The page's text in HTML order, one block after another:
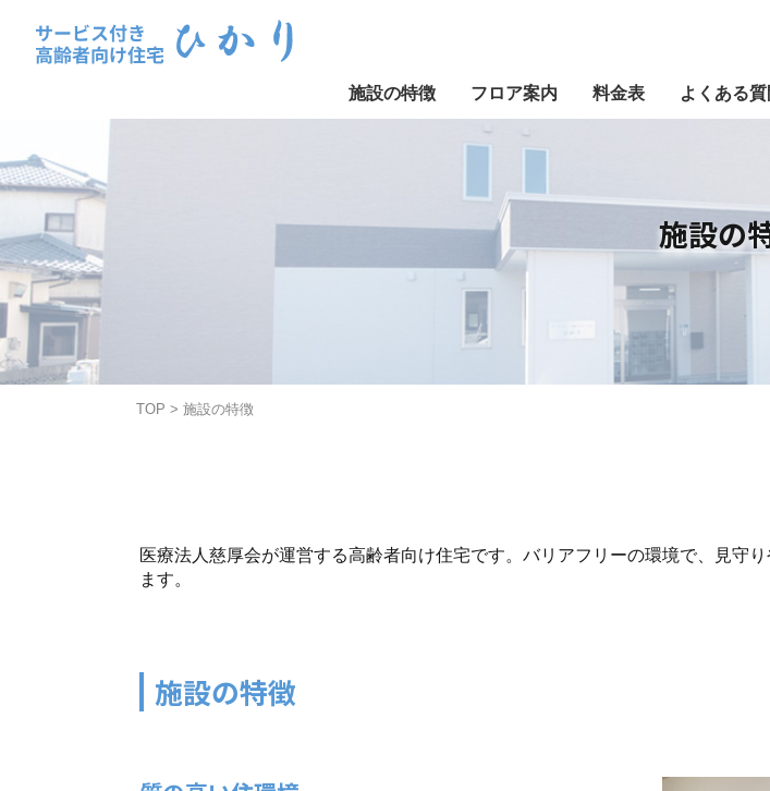
施設の
TOP > 施設の特徴
施設の特徴 フロア案内 料金表 よくある質
医療法人慈厚会が運営する高齢者向け住宅です。バリアフリーの環境で、見守
ます。
施設の特徴